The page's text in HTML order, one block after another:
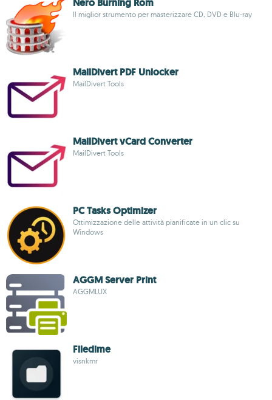
Nero Burning Rom
Il miglior strumento per masterizzare CD, DVD e Blu-ray
MailDivert PDF Unlocker
MailDivert Tools
MailDivert vCard Converter
MailDivert Tools
PC Tasks Optimizer
Ottimizzazione delle attività pianificate in un clic su
Windows
AGGM Server Print
AGGMLUX
Filedime
visnkmr